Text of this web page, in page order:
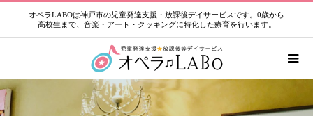
オペラLABOは神戸市の児童発達支援・放課後デイサービスです。0歳から
高校生まで、音楽・アート・クッキングに特化した療育を行います。